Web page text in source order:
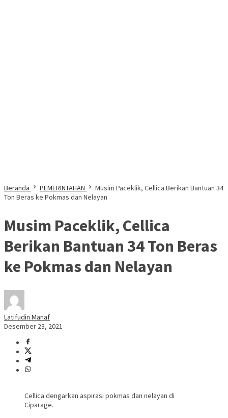
Beranda PEMERINTAHAN
Musim Paceklik, Cellica Berikan Bantuan 34
Ton Beras ke Pokmas dan Nelayan
Musim Paceklik, Cellica
Berikan Bantuan 34 Ton Beras
ke Pokmas dan Nelayan
Latifudin Manaf
Desember 23, 2021
Cellica dengarkan aspirasi pokmas dan nelayan di
Ciparage.